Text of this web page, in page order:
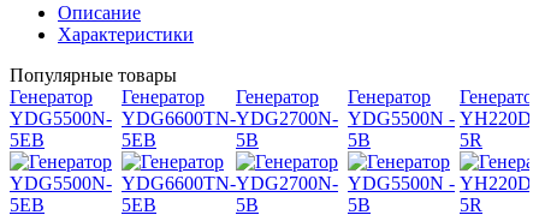
Описание
Характеристики
Популярные товары
Генератор
YDG5500N-
5EB
Генератор
YDG6600TN-
5EB
Генератор
YDG2700N-
5B
Генератор
YDG5500N -
5B
5R